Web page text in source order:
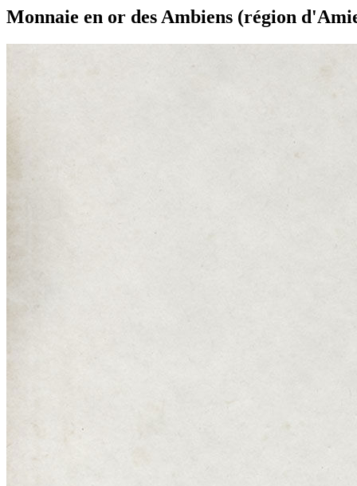
Monnaie en or des Ambiens (région